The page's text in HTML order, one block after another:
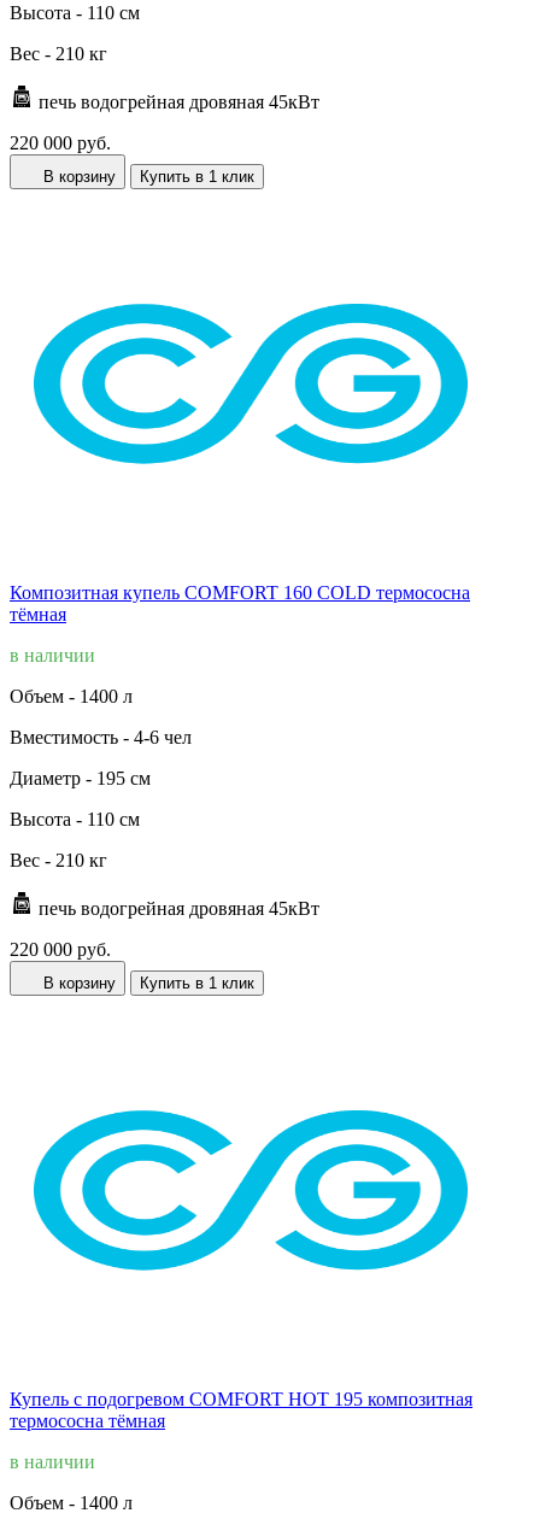
Высота - 110 см
Вес - 210 кг
печь водогрейная дровяная 45кВт
220 000 руб.
В корзину Купить в 1 клик
Композитная купель COMFORT 160 COLD термососна
тёмная
в наличии
Объем - 1400 л
Вместимость - 4-6 чел
Диаметр - 195 см
Высота - 110 см
Вес - 210 кг
печь водогрейная дровяная 45кВт
220 000 руб.
В корзину Купить в 1 клик
Купель с подогревом COMFORT HOT 195 композитная
термососна тёмная
в наличии
Объем - 1400 л